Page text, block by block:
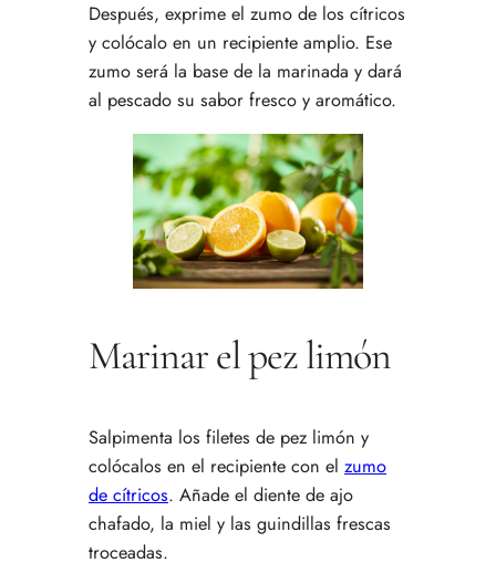
Después, exprime el zumo de los cítricos
y colócalo en un recipiente amplio. Ese
zumo será la base de la marinada y dará
al pescado su sabor fresco y aromático.
Marinar el pez limón
Salpimenta los filetes de pez limón y
colócalos en el recipiente con el zumo
de cítricos. Añade el diente de ajo
chafado, la miel y las guindillas frescas
troceadas.